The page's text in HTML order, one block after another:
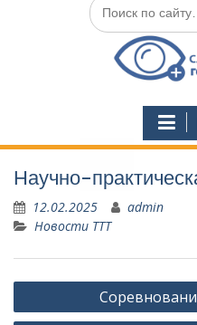
Научно-
12.02.2025
admin
Новости ТТТ
Навигация
по